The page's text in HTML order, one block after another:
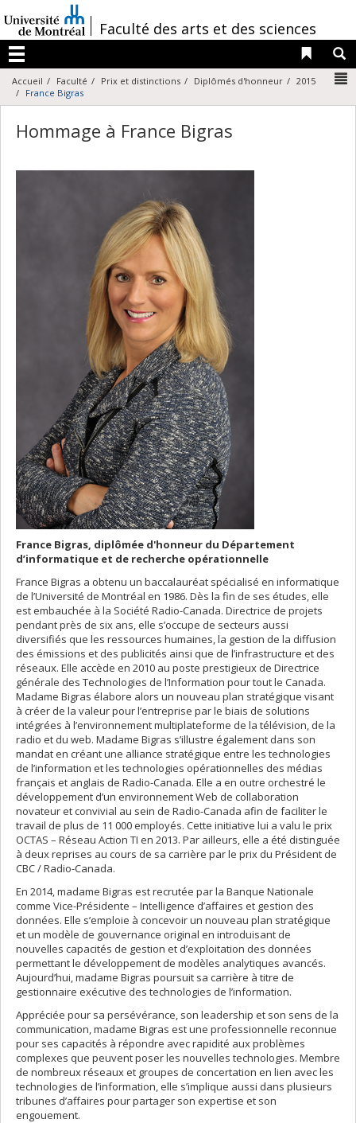
au
contenu
/Faculté des arts et des sciences
Menu
Liens
Accueil Faculté Prix et distinctions Diplômés d'honneur
2015
France Bigras
Hommage à France Bigras
France Bigras, diplômée d'honneur du Département
d’informatique et de recherche opérationnelle
France Bigras a obtenu un baccalauréat spécialisé en informatique
de l’Université de Montréal en 1986. Dès la fin de ses études, elle
est embauchée à la Société Radio-Canada. Directrice de projets
pendant près de six ans, elle s’occupe de secteurs aussi
diversifiés que les ressources humaines, la gestion de la diffusion
des émissions et des publicités ainsi que de l’infrastructure et des
réseaux. Elle accède en 2010 au poste prestigieux de Directrice
générale des Technologies de l’Information pour tout le Canada.
Madame Bigras élabore alors un nouveau plan stratégique visant
à créer de la valeur pour l’entreprise par le biais de solutions
intégrées à l’environnement multiplateforme de la télévision, de la
radio et du web. Madame Bigras s’illustre également dans son
mandat en créant une alliance stratégique entre les technologies
de l’information et les technologies opérationnelles des médias
français et anglais de Radio-Canada. Elle a en outre orchestré le
développement d’un environnement Web de collaboration
novateur et convivial au sein de Radio-Canada afin de faciliter le
travail de plus de 11 000 employés. Cette initiative lui a valu le prix
OCTAS – Réseau Action TI en 2013. Par ailleurs, elle a été distinguée
à deux reprises au cours de sa carrière par le prix du Président de
CBC / Radio-Canada.
En 2014, madame Bigras est recrutée par la Banque Nationale
comme Vice-Présidente – Intelligence d’affaires et gestion des
données. Elle s’emploie à concevoir un nouveau plan stratégique
et un modèle de gouvernance original en introduisant de
nouvelles capacités de gestion et d’exploitation des données
permettant le développement de modèles analytiques avancés.
Aujourd’hui, madame Bigras poursuit sa carrière à titre de
gestionnaire exécutive des technologies de l’information.
Appréciée pour sa persévérance, son leadership et son sens de la
communication, madame Bigras est une professionnelle reconnue
pour ses capacités à répondre avec rapidité aux problèmes
complexes que peuvent poser les nouvelles technologies. Membre
de nombreux réseaux et groupes de concertation en lien avec les
technologies de l’information, elle s’implique aussi dans plusieurs
tribunes d’affaires pour partager son expertise et son
engouement.